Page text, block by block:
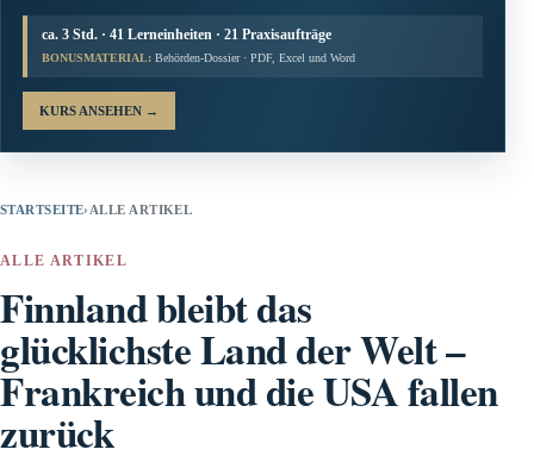
ca. 3 Std. · 41 Lerneinheiten · 21 Praxisaufträge
BONUSMATERIAL: Behörden-Dossier · PDF, Excel und Word
KURS ANSEHEN →
STARTSEITE› ALLE ARTIKEL
ALLE ARTIKEL
Finnland bleibt das
glücklichste Land der Welt –
Frankreich und die USA fallen
zurück